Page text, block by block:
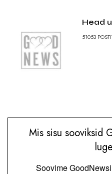
Head
51053
Mis sisu sooviksid
Soovime